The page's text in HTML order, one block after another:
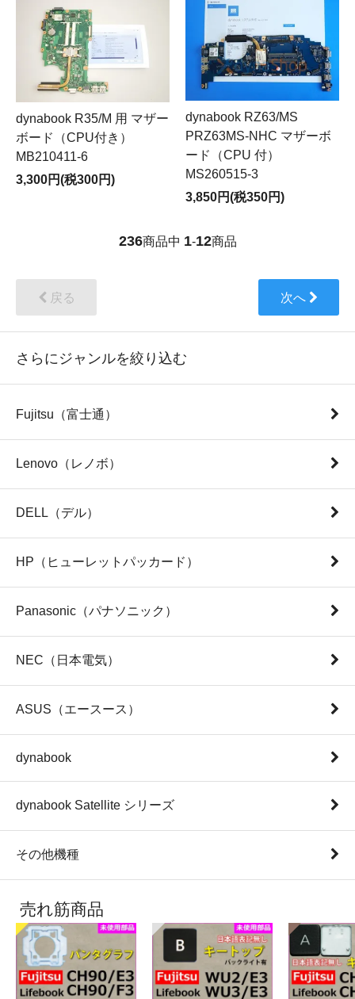
dynabook R35/M 用 マザー
ボード（CPU付き）
MB210411-6
3,300円(税300円)
dynabook RZ63/MS
PRZ63MS-NHC マザーボ
ード（CPU 付）
MS260515-3
3,850円(税350円)
236商品中 1-12商品
戻る 次へ
さらにジャンルを絞り込む
Fujitsu（富士通）
Lenovo（レノボ）
DELL（デル）
HP（ヒューレットパッカード）
Panasonic（パナソニック）
NEC（日本電気）
ASUS（エースース）
dynabook
dynabook Satellite シリーズ
その他機種
売れ筋商品